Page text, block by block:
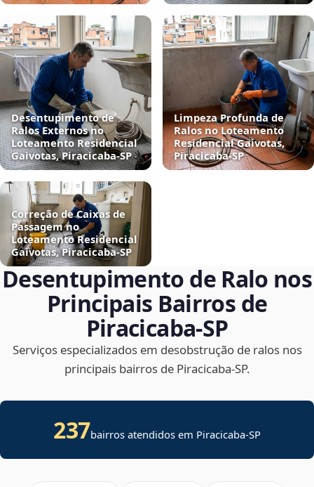
Desentupimento de
Ralos Externos no
Loteamento Residencial
Gaivotas, Piracicaba‑SP
Limpeza Profunda de
Ralos no Loteamento
Residencial Gaivotas,
Piracicaba‑SP
Correção de Caixas de
Passagem no
Loteamento Residencial
Gaivotas, Piracicaba‑SP
Desentupimento de Ralo nos
Principais Bairros de
Piracicaba‑SP
Serviços especializados em desobstrução de ralos nos
principais bairros de Piracicaba‑SP.
237bairros atendidos em Piracicaba-SP